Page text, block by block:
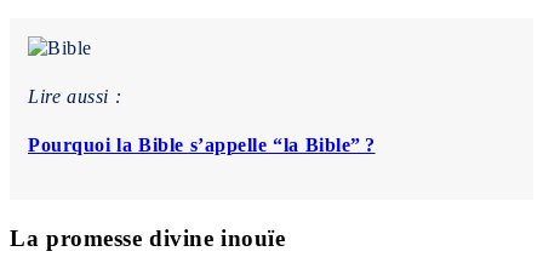
Lire aussi :
Pourquoi la Bible s’appelle “la Bible” ?
La promesse divine inouïe